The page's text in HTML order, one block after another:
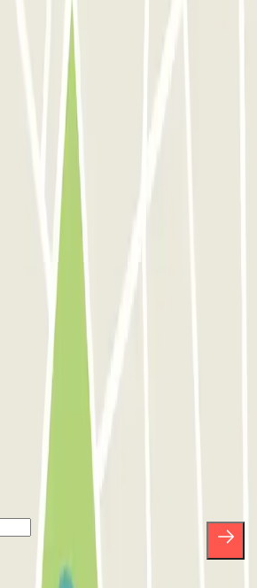
de la Basílica del Sacré-Coeur
Parking en Barcelona
Barcelona
Madrid Barajas
de Barcelona
newsletter y entérate
y otras muchas
Política de Privacidad para recibir
de Parclick. Sin ningún compromiso,
quieras en la misma newsletter.